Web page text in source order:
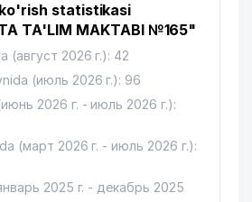
statistikasi
TA'LIM MAKTABI №165"
(август 2026 г.): 42
(июль 2026 г.): 96
2026 г. - июль 2026 г.):
(март 2026 г. - июль 2026 г.):
2025 г. - декабрь 2025